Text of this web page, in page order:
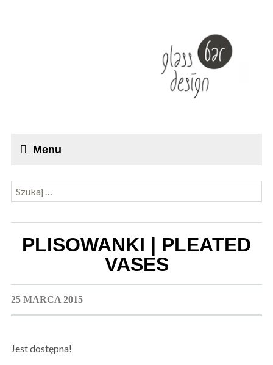
Menu
Szukaj:
PLISOWANKI | PLEATED
VASES
25 MARCA 2015
Jest dostępna!